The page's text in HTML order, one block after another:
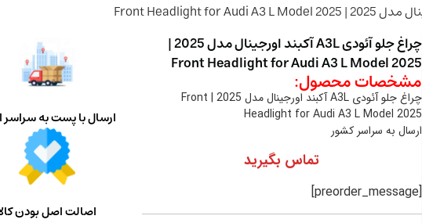
چراغ جلو آئودی A3L آکبند اورجینال مدل 2025 |
Front Headlight for Audi A3 L Model 2025
مشخصات محصول:
چراغ جلو آئودی A3L آکبند اورجینال مدل 2025 | Front
Headlight for Audi A3 L Model 2025
ارسال به سراسر کشور
تماس بگیرید
[preorder_message]
ارسال با پست به سراسر
اصالت اصل بودن